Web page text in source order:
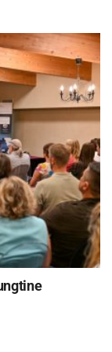
į jūsų
ar duomenų
ruošiasi
pagalbos
išplėstinės